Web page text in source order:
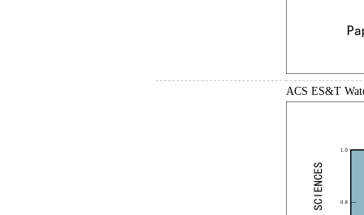
ACS ES&T